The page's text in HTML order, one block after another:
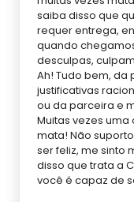
saiba disso que
requer entrega,
quando
desculpas,
Ah! Tudo bem, da
justificativas
ou da parceira e
Muitas vezes uma
mata! Não
ser feliz, me sinto
disso que trata a
você é capaz de